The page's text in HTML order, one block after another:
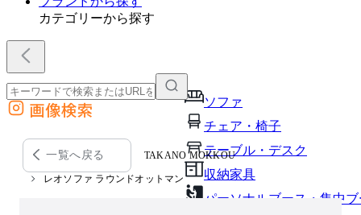
カテゴリーから探す
ソファ
チェア・椅子
テーブル・デスク
収納家具
パーソナルブース・集中
外部サイトの商品をカートに追加
他のサイトで見つけた商品ページのURLを貼り付けて、カートに追加できます
画像検索
一覧へ戻る TAKANO MOKKOU
レオソファ ラウンドオットマン